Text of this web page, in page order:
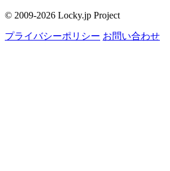
© 2009-2026 Locky.jp Project
プライバシーポリシー お問い合わせ